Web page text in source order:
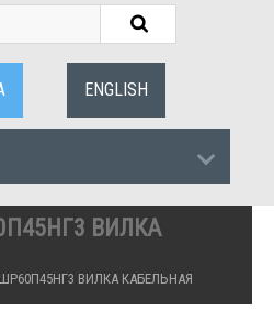
ENGLISH
ВИЛКА
ВИЛКА КАБЕЛЬНАЯ